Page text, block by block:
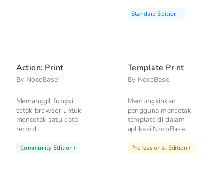
Standard Edition+
Action: Print
By NocoBase
Memanggil fungsi
cetak browser untuk
mencetak satu data
record.
Community Edition+
Template Print
By NocoBase
Memungkinkan
pengguna mencetak
template di dalam
aplikasi NocoBase.
Professional Edition+